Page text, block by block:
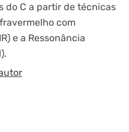
do C a partir de técnicas
com
e a Ressonância